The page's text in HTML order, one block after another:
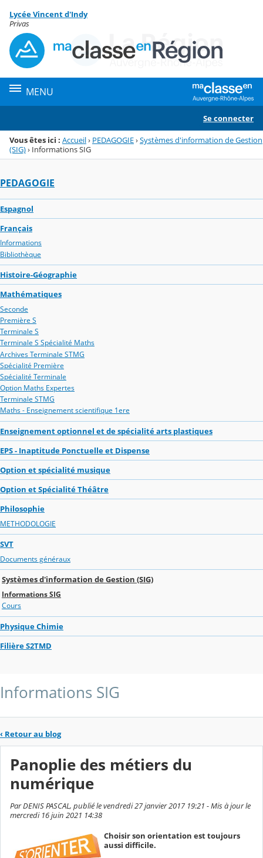
Menu de la rubrique
Contenu
Lycée Vincent d'Indy
Privas
MENU
Se connecter
Vous êtes ici : Accueil› PEDAGOGIE›Systèmes d'information de Gestion
(SIG)› Informations SIG
PEDAGOGIE
Espagnol
Français
Informations
Bibliothèque
Histoire-Géographie
Mathématiques
Seconde
Première S
Terminale S
Terminale S Spécialité Maths
Archives Terminale STMG
Spécialité Première
Spécialité Terminale
Option Maths Expertes
Terminale STMG
Maths - Enseignement scientifique 1ere
Enseignement optionnel et de spécialité arts plastiques
EPS - Inaptitude Ponctuelle et Dispense
Option et spécialité musique
Option et Spécialité Théâtre
Philosophie
METHODOLOGIE
SVT
Documents généraux
Systèmes d'information de Gestion (SIG)
Informations SIG
Cours
Physique Chimie
Filière S2TMD
Informations SIG
‹ Retour au blog
Panoplie des métiers du
numérique
Par DENIS PASCAL, publié le vendredi 27 janvier 2017 19:21 - Mis à jour le
mercredi 16 juin 2021 14:38
Choisir son orientation est toujours
aussi difficile.